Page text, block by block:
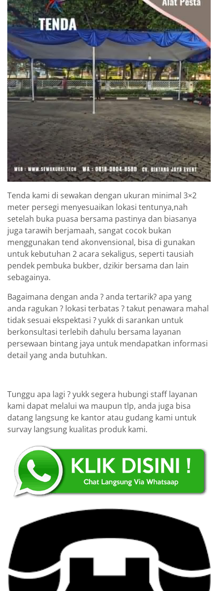
Tenda kami di sewakan dengan ukuran minimal 3×2
meter persegi menyesuaikan lokasi tentunya,nah
setelah buka puasa bersama pastinya dan biasanya
juga tarawih berjamaah, sangat cocok bukan
menggunakan tend akonvensional, bisa di gunakan
untuk kebutuhan 2 acara sekaligus, seperti tausiah
pendek pembuka bukber, dzikir bersama dan lain
sebagainya.
Bagaimana dengan anda ? anda tertarik? apa yang
anda ragukan ? lokasi terbatas ? takut penawara mahal
tidak sesuai ekspektasi ? yukk di sarankan untuk
berkonsultasi terlebih dahulu bersama layanan
persewaan bintang jaya untuk mendapatkan informasi
detail yang anda butuhkan.
Tunggu apa lagi ? yukk segera hubungi staff layanan
kami dapat melalui wa maupun tlp, anda juga bisa
datang langsung ke kantor atau gudang kami untuk
survay langsung kualitas produk kami.